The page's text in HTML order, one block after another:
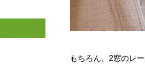
もちろん、2窓のレ